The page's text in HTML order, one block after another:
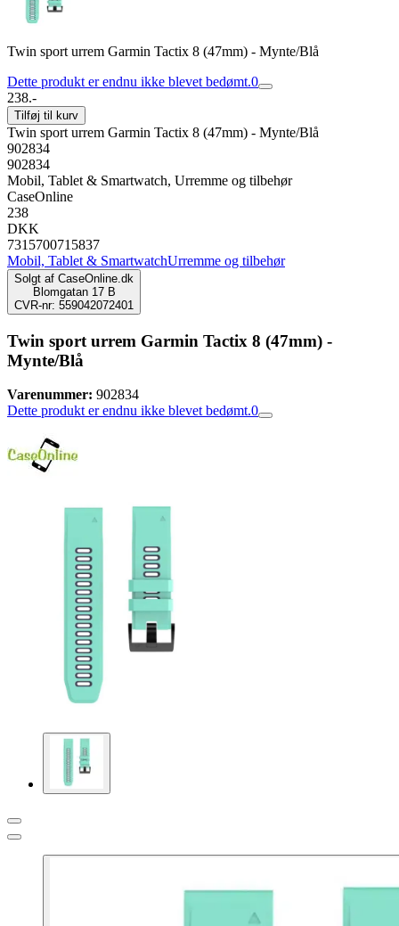
Twin sport urrem Garmin Tactix 8 (47mm) - Mynte/Blå
Dette produkt er endnu ikke blevet bedømt.0
238.-
Tilføj til kurv
Twin sport urrem Garmin Tactix 8 (47mm) - Mynte/Blå
902834
902834
Mobil, Tablet & Smartwatch, Urremme og tilbehør
CaseOnline
238
DKK
7315700715837
Mobil, Tablet & SmartwatchUrremme og tilbehør
Solgt af CaseOnline.dk
Blomgatan 17 B
CVR-nr: 559042072401
Twin sport urrem Garmin Tactix 8 (47mm) -
Mynte/Blå
Varenummer: 902834
Dette produkt er endnu ikke blevet bedømt.0